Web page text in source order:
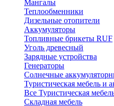
Мангалы
Теплообменники
Дизельные отопители
Аккумуляторы
Топливные брикеты RUF
Уголь древесный
Зарядные устройства
Генераторы
Солнечные
Туристическая мебель и
Все Туристическая
Складная мебель